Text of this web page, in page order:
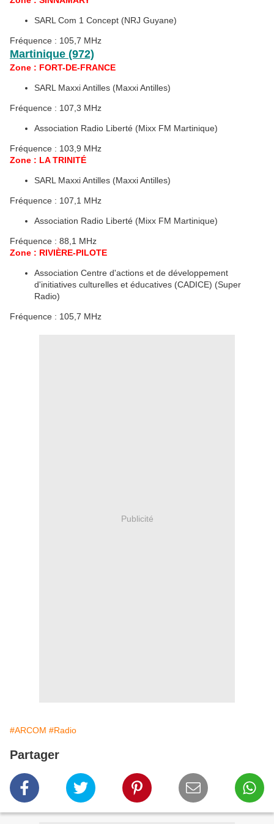
SARL Com 1 Concept (NRJ Guyane)
Fréquence : 105,7 MHz
Martinique (972)
Zone : FORT-DE-FRANCE
SARL Maxxi Antilles (Maxxi Antilles)
Fréquence : 107,3 MHz
Association Radio Liberté (Mixx FM Martinique)
Fréquence : 103,9 MHz
Zone : LA TRINITÉ
SARL Maxxi Antilles (Maxxi Antilles)
Fréquence : 107,1 MHz
Association Radio Liberté (Mixx FM Martinique)
Fréquence : 88,1 MHz
Zone : RIVIÈRE-PILOTE
Association Centre d'actions et de développement
d'initiatives culturelles et éducatives (CADICE) (Super
Radio)
Fréquence : 105,7 MHz
Publicité
#ARCOM #Radio
Partager